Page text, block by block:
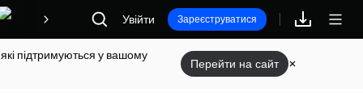
Винагороди
Увійти Зареєструватися
підтримуються у вашому
Перейти на сайт